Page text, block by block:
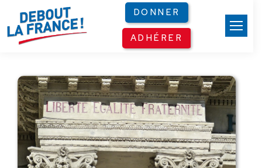
DONNER
ADHÉRER
Panneau de gestion des cookies